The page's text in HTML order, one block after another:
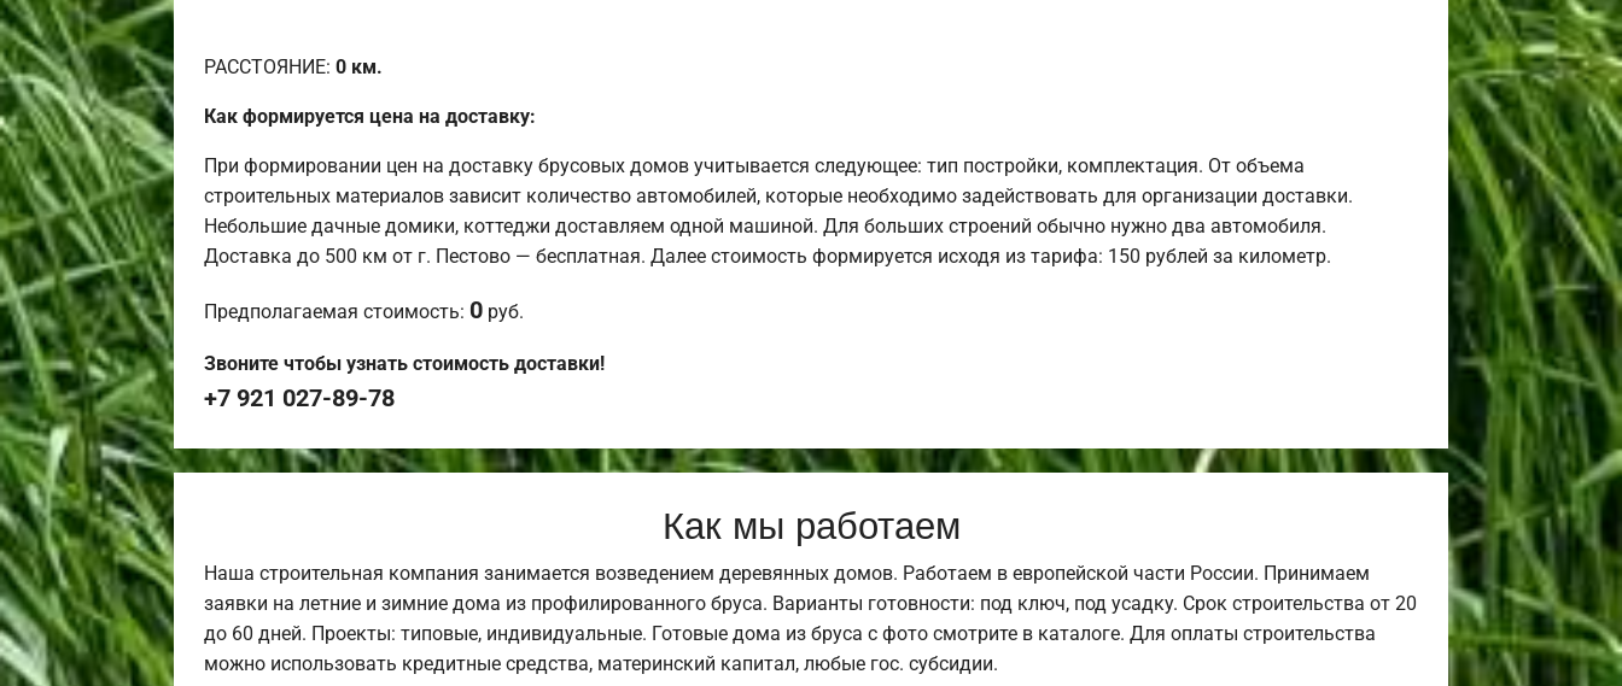
РАССТОЯНИЕ: 0 км.
Как формируется цена на доставку:
При формировании цен на доставку брусовых домов учитывается следующее: тип постройки, комплектация. От объема
строительных материалов зависит количество автомобилей, которые необходимо задействовать для организации доставки.
Небольшие дачные домики, коттеджи доставляем одной машиной. Для больших строений обычно нужно два автомобиля.
Доставка до 500 км от г. Пестово — бесплатная. Далее стоимость формируется исходя из тарифа: 150 рублей за километр.
Предполагаемая стоимость: 0 руб.
Звоните чтобы узнать стоимость доставки!
+7 921 027-89-78
Как мы работаем
Наша строительная компания занимается возведением деревянных домов. Работаем в европейской части России. Принимаем
заявки на летние и зимние дома из профилированного бруса. Варианты готовности: под ключ, под усадку. Срок строительства от 20
до 60 дней. Проекты: типовые, индивидуальные. Готовые дома из бруса с фото смотрите в каталоге. Для оплаты строительства
можно использовать кредитные средства, материнский капитал, любые гос. субсидии.